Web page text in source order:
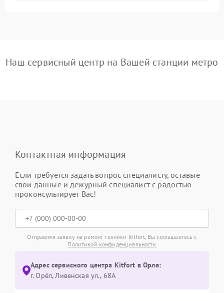
Наш сервисный центр на Вашей станции метро
Контактная информация
Если требуется задать вопрос специалисту, оставьте
свои данные и дежурный специалист с радостью
проконсультирует Вас!
Отправляя заявку на ремонт техники Kitfort, Вы соглашаетесь с
Политикой конфиденциальности
Адрес сервисного центра Kitfort в Орле:
г. Орёл, Ливенская ул., 68А